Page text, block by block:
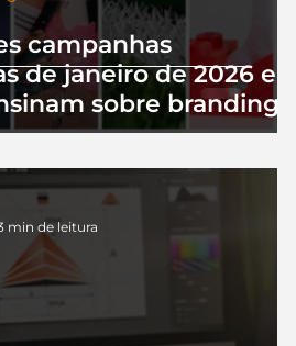
campanhas
de janeiro de 2026 e
sobre branding
min de leitura